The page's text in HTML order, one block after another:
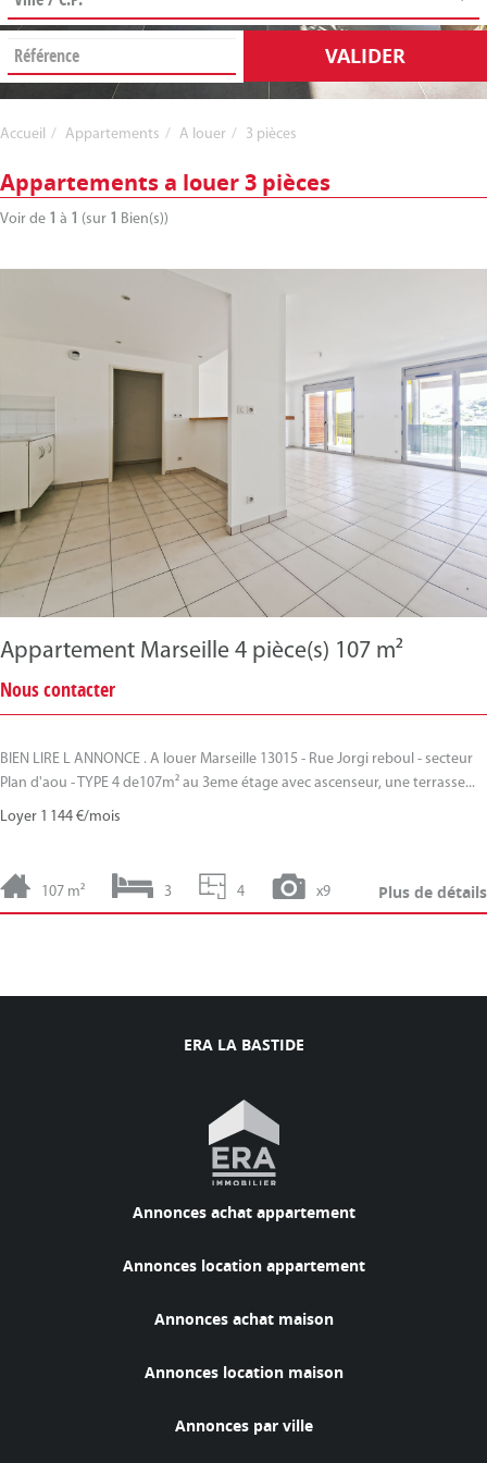
VALIDER
Accueil Appartements A louer 3 pièces
Appartements a louer 3 pièces
Voir de 1 à 1 (sur 1 Bien(s))
Appartement Marseille 4 pièce(s) 107 m²
Nous contacter
BIEN LIRE L ANNONCE . A louer Marseille 13015 - Rue Jorgi reboul - secteur
Plan d'aou - TYPE 4 de107m² au 3eme étage avec ascenseur, une terrasse...
Loyer 1 144 €/mois
107 m² 3 4 x9 Plus de détails
ERA LA BASTIDE
Annonces achat appartement
Annonces location appartement
Annonces achat maison
Annonces location maison
Annonces par ville